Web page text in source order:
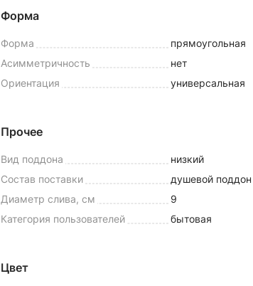
Форма
Форма
прямоугольная
Асимметричность
нет
Ориентация
универсальная
Прочее
Вид поддона
низкий
Состав поставки
душевой
Диаметр слива, см
9
Категория пользователей
бытовая
Цвет